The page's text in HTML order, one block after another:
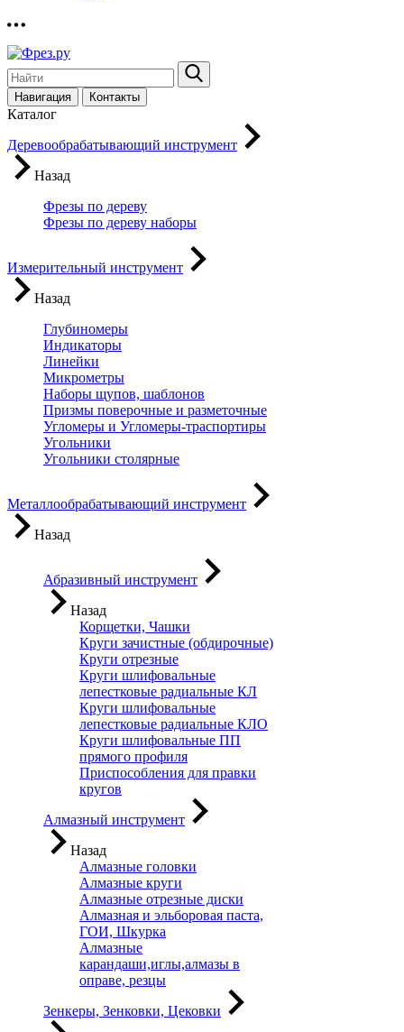
Навигация Контакты
Каталог
Деревообрабатывающий инструмент
Назад
Фрезы по дереву
Фрезы по дереву наборы
Измерительный инструмент
Назад
Глубиномеры
Индикаторы
Линейки
Микрометры
Наборы щупов, шаблонов
Призмы поверочные и разметочные
Угломеры и Угломеры-траспортиры
Угольники
Угольники столярные
Металлообрабатывающий инструмент
Назад
Абразивный инструмент
Назад
Корщетки, Чашки
Круги зачистные (обдирочные)
Круги отрезные
Круги шлифовальные
лепестковые радиальные КЛ
Круги шлифовальные
лепестковые радиальные КЛО
Круги шлифовальные ПП
прямого профиля
Приспособления для правки
кругов
Алмазный инструмент
Назад
Алмазные головки
Алмазные круги
Алмазные отрезные диски
Алмазная и эльборовая паста,
ГОИ, Шкурка
Алмазные
карандаши,иглы,алмазы в
оправе, резцы
Зенкеры, Зенковки, Цековки